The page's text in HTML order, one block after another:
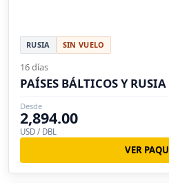
RUSIA SIN VUELO
16 días
PAÍSES BÁLTICOS Y
Desde
2,894.00
USD / DBL
VER